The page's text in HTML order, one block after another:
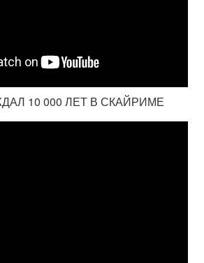
10 000 ЛЕТ В СКАЙРИМЕ